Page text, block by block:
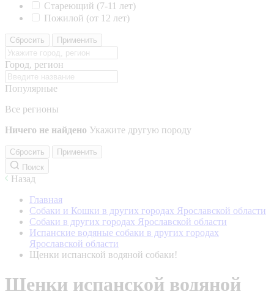
Стареющий (7-11 лет)
Пожилой (от 12 лет)
Сбросить Применить
Город, регион
Популярные
Все регионы
Ничего не найдено Укажите другую породу
Сбросить
Применить
Поиск
Назад
Главная
Собаки и Кошки в других городах Ярославской области
Собаки в других городах Ярославской области
Испанские водяные собаки в других городах
Ярославской области
Щенки испанской водяной собаки!
Щенки испанской водяной